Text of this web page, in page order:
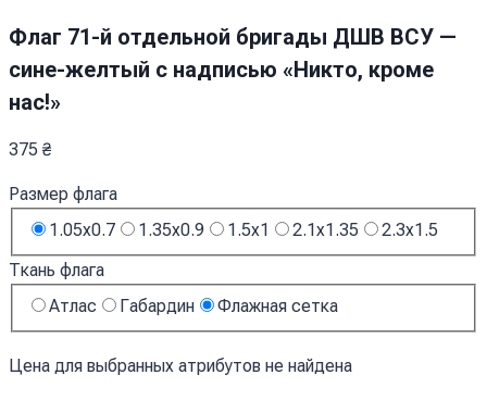
Флаг 71-й отдельной бригады ДШВ ВСУ —
сине-желтый с надписью «Никто, кроме
нас!»
375 ₴
Размер флага
1.05x0.7
1.35x0.9 1.5x1 2.1x1.35
2.3x1.5
Ткань флага
Атлас
Габардин Флажная сетка
Цена для выбранных атрибутов не найдена